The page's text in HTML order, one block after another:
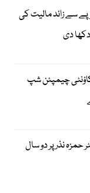
رونالڈو نے 8 ارب روپے سے زائد مالیت کی
دی
چیمپئن شپ
نذر پر دو سال